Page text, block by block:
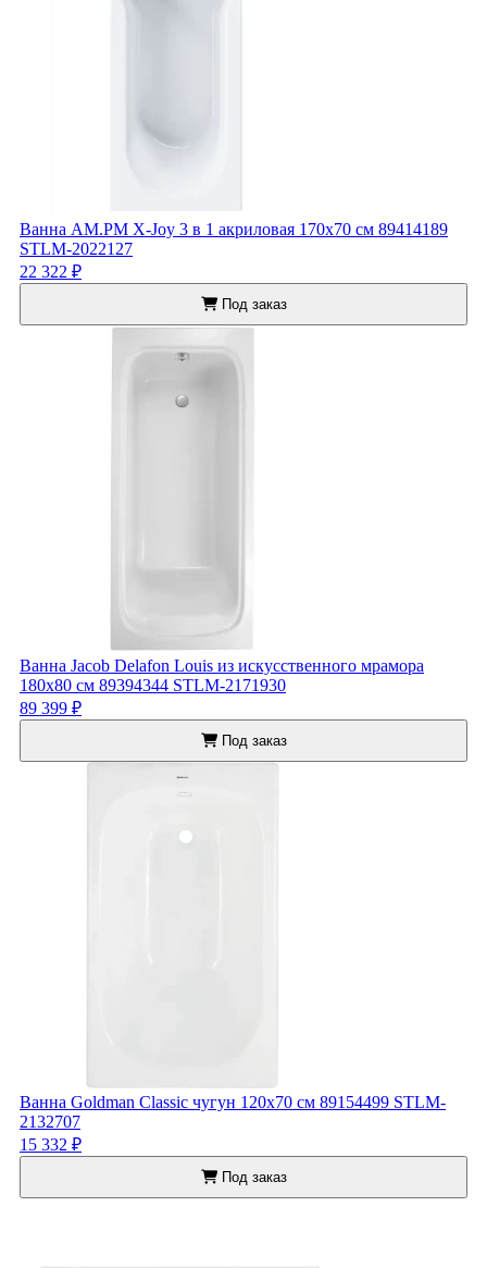
Ванна AM.PM X-Joy 3 в 1 акриловая 170x70 см 89414189
STLM-2022127
22 322 ₽
Под заказ
Ванна Jacob Delafon Louis из искусственного мрамора
180x80 см 89394344 STLM-2171930
89 399 ₽
Под заказ
Ванна Goldman Classic чугун 120x70 см 89154499 STLM-
2132707
15 332 ₽
Под заказ